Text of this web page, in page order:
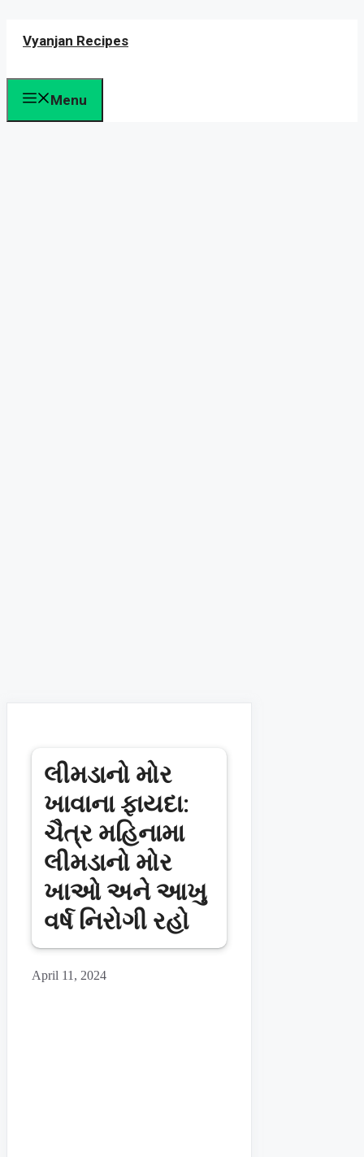
Vyanjan Recipes
Menu
લીમડાનો મોર
ખાવાના ફાયદા:
ચૈત્ર મહિનામા
લીમડાનો મોર
ખાઓ અને આખુ
વર્ષ નિરોગી રહો
April 11, 2024